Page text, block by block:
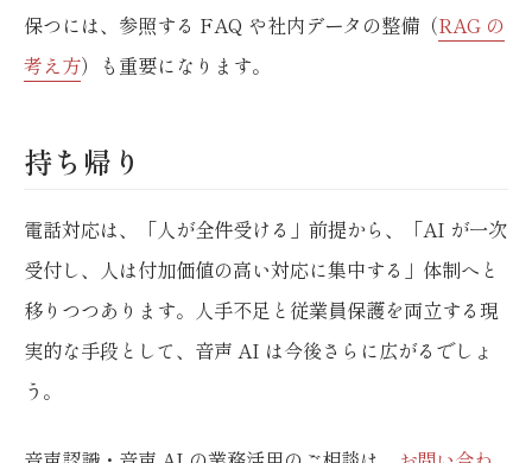
保つには、参照する FAQ や社内データの整備（RAG の
考え方）も重要になります。
持ち帰り
電話対応は、「人が全件受ける」前提から、「AI が一次
受付し、人は付加価値の高い対応に集中する」体制へと
移りつつあります。人手不足と従業員保護を両立する現
実的な手段として、音声 AI は今後さらに広がるでしょ
う。